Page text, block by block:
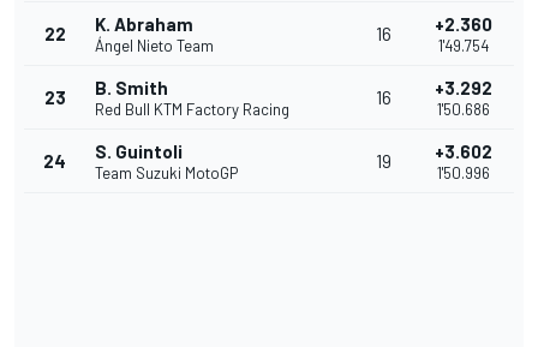
22 K. Abraham
Ángel Nieto Team
16 +2.360
1'49.754
23 B. Smith
Red Bull KTM Factory Racing
16 +3.292
1'50.686
24 S. Guintoli
Team Suzuki MotoGP
19 +3.602
1'50.996